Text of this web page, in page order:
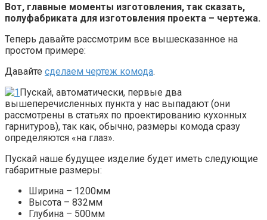
Вот, главные моменты изготовления, так сказать,
полуфабриката для изготовления проекта – чертежа.
Теперь давайте рассмотрим все вышесказанное на
простом примере:
Давайте сделаем чертеж комода.
Пускай, автоматически, первые два
вышеперечисленных пункта у нас выпадают (они
рассмотрены в статьях по проектированию кухонных
гарнитуров), так как, обычно, размеры комода сразу
определяются «на глаз».
Пускай наше будущее изделие будет иметь следующие
габаритные размеры:
Ширина – 1200мм
Высота – 832мм
Глубина – 500мм